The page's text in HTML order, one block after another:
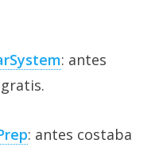
: antes
: antes costaba